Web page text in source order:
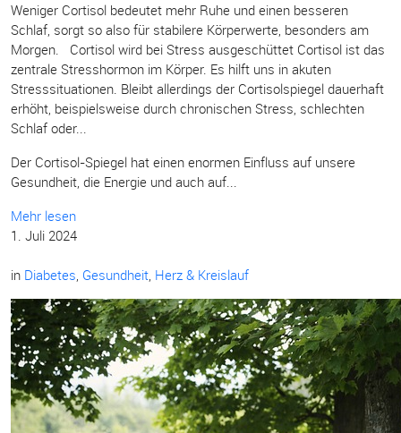
Weniger Cortisol bedeutet mehr Ruhe und einen besseren
Schlaf, sorgt so also für stabilere Körperwerte, besonders am
Morgen. Cortisol wird bei Stress ausgeschüttet Cortisol ist das
zentrale Stresshormon im Körper. Es hilft uns in akuten
Stresssituationen. Bleibt allerdings der Cortisolspiegel dauerhaft
erhöht, beispielsweise durch chronischen Stress, schlechten
Schlaf oder...
Der Cortisol-Spiegel hat einen enormen Einfluss auf unsere
Gesundheit, die Energie und auch auf...
Mehr lesen
1. Juli 2024
in Diabetes, Gesundheit, Herz & Kreislauf